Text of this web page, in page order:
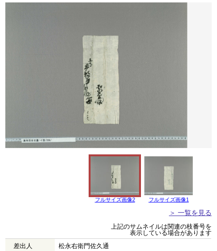
フルサイズ画像2 フルサイズ画像1
＞ 一覧を見る
上記のサムネイルは関連の枝番号を
表示している場合があります
差出人
松永右衛門佐久通